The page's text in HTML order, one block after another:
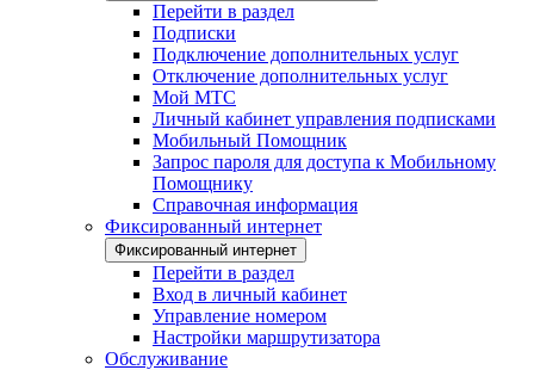
Перейти в раздел
Подписки
Подключение дополнительных услуг
Отключение дополнительных услуг
Мой МТС
Личный кабинет управления подписками
Мобильный Помощник
Запрос пароля для доступа к Мобильному
Помощнику
Справочная информация
Фиксированный интернет
Фиксированный интернет
Перейти в раздел
Вход в личный кабинет
Управление номером
Настройки маршрутизатора
Обслуживание